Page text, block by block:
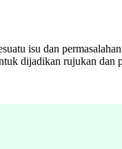
isu dan
dijadikan rujukan dan